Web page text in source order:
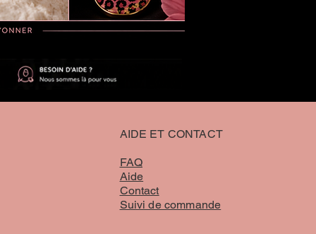
AIDE ET CONTACT
FAQ
Aide
Contact
Suivi de commande